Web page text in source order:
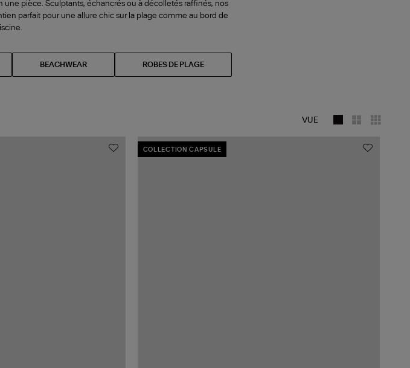
pièce. Sculptants, échancrés ou à décolletés raffinés, nos
parfait pour une allure chic sur la plage comme au bord de
BEACHWEAR ROBES DE PLAGE
VUE
COLLECTION CAPSULE